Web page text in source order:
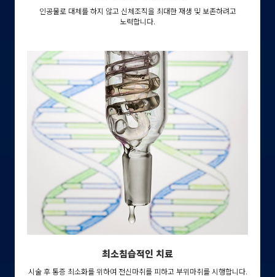
인공물로 대체를 하지 않고 신체조직을 최대한 재생 및 보존하려고
노력합니다.
최소침습적인 치료
시술 후 통증 최소화를 위하여 전신마취를 피하고 부위마취를 시행합니다.